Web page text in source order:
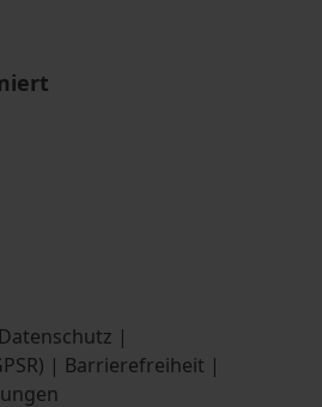
Datenschutz |
| Barrierefreiheit |